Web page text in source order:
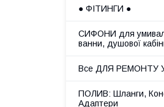
● ФІТИНГИ ●
СИФОНИ для
ванни, душової
Все ДЛЯ РЕМОНТУ
ПОЛИВ: Шланги,
Адаптери